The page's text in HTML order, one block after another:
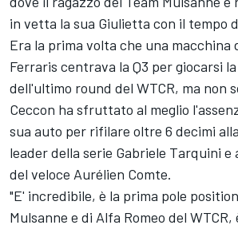
in vetta la sua Giulietta con il tempo
Era la prima volta che una macchina
Ferraris centrava la Q3 per giocarsi
dell'ultimo round del WTCR, ma non
Ceccon ha sfruttato al meglio
sua auto per rifilare oltre 6 decimi
leader della serie Gabriele Tarquini e
del veloce Aurélien Comte.
"E' incredibile, è la prima pole
Mulsanne e di Alfa Romeo del